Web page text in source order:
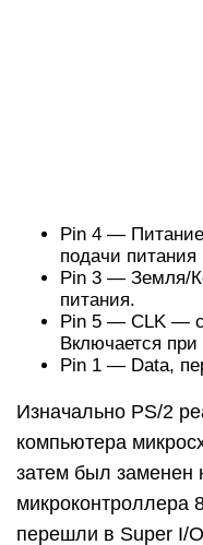
Pin 4 —
подачи
Pin 3 — Земля/
питания.
Pin 5 — CLK —
Включается
Pin 1 — Data,
Изначально PS/2
компьютера
затем был заменен
микроконтроллера
перешли в Super I/